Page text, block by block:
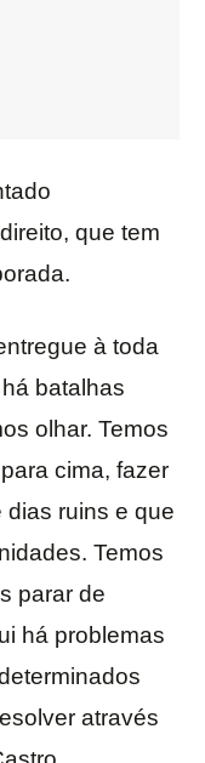
que tem
à toda
batalhas
olhar. Temos
cima, fazer
dias ruins e que
Temos
parar de
há problemas
através